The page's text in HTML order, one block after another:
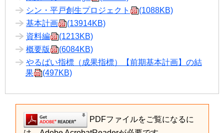
シン・平戸創生プロジェクト
(1088KB)
基本計画
(13914KB)
資料編
(1213KB)
概要版
(6084KB)
やるばい指標（成果指標）【前期基本計画】の結
果
(497KB)
PDFファイルをご覧になるに